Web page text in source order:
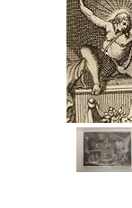
Start Selling